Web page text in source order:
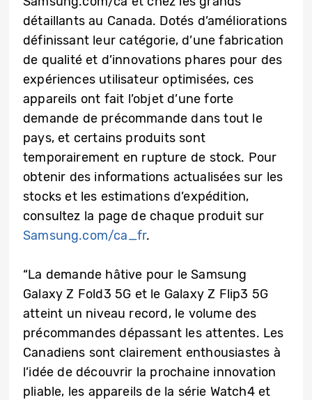
détaillants au Canada. Dotés d’améliorations
définissant leur catégorie, d’une fabrication
de qualité et d’innovations phares pour des
expériences utilisateur optimisées, ces
appareils ont fait l’objet d’une forte
demande de précommande dans tout le
pays, et certains produits sont
temporairement en rupture de stock. Pour
obtenir des informations actualisées sur les
stocks et les estimations d’expédition,
consultez la page de chaque produit sur
Samsung.com/ca_fr.
“La demande hâtive pour le Samsung
Galaxy Z Fold3 5G et le Galaxy Z Flip3 5G
atteint un niveau record, le volume des
précommandes dépassant les attentes. Les
Canadiens sont clairement enthousiastes à
l’idée de découvrir la prochaine innovation
pliable, les appareils de la série Watch4 et